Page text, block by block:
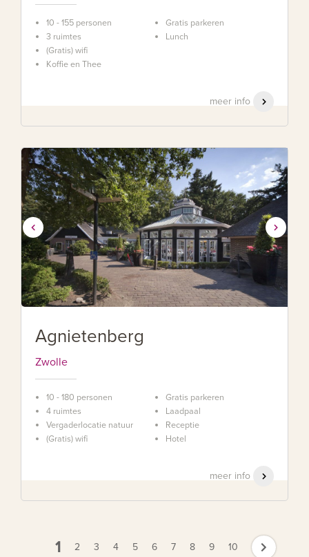
10 - 155 personen
3 ruimtes
(Gratis) wifi
Koffie en Thee
Gratis parkeren
Lunch
meer info
Agnietenberg
Zwolle
10 - 180 personen
4 ruimtes
Vergaderlocatie natuur
(Gratis) wifi
Gratis parkeren
Laadpaal
Receptie
Hotel
meer info
1 2 3 4 5 6 7 8 9 10